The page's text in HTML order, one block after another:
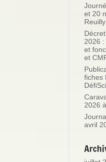
et 20
2026
et
et
fiches
2026
avril